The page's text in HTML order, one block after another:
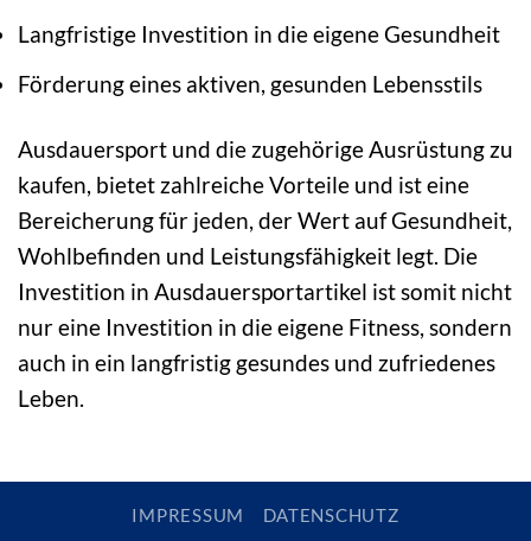
Langfristige Investition in die eigene Gesundheit
Förderung eines aktiven, gesunden Lebensstils
Ausdauersport und die zugehörige Ausrüstung zu
kaufen, bietet zahlreiche Vorteile und ist eine
Bereicherung für jeden, der Wert auf Gesundheit,
Wohlbefinden und Leistungsfähigkeit legt. Die
Investition in Ausdauersportartikel ist somit nicht
nur eine Investition in die eigene Fitness, sondern
auch in ein langfristig gesundes und zufriedenes
Leben.
IMPRESSUM DATENSCHUTZ